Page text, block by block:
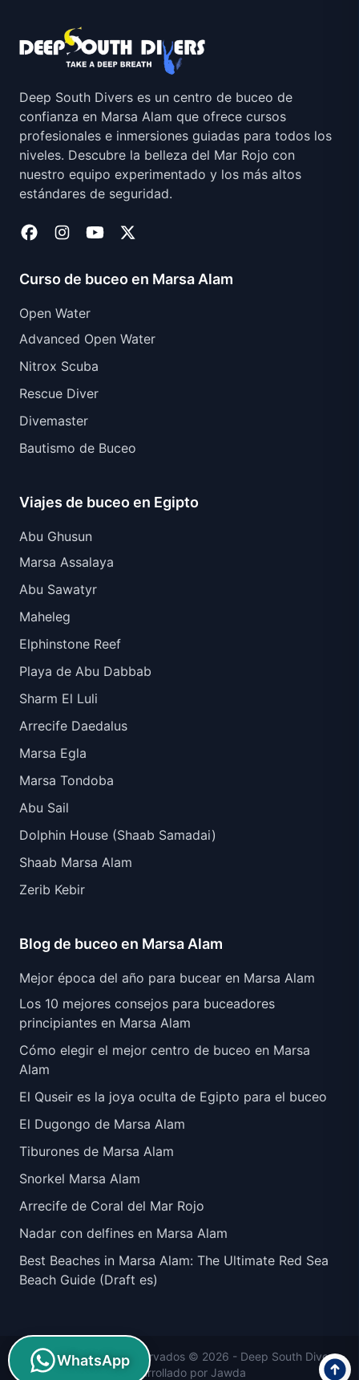
Deep South Divers es un centro de buceo de
confianza en Marsa Alam que ofrece cursos
profesionales e inmersiones guiadas para todos los
niveles. Descubre la belleza del Mar Rojo con
nuestro equipo experimentado y los más altos
estándares de seguridad.
Curso de buceo en Marsa Alam
Open Water
Advanced Open Water
Nitrox Scuba
Rescue Diver
Divemaster
Bautismo de Buceo
Viajes de buceo en Egipto
Abu Ghusun
Marsa Assalaya
Abu Sawatyr
Maheleg
Elphinstone Reef
Playa de Abu Dabbab
Sharm El Luli
Arrecife Daedalus
Marsa Egla
Marsa Tondoba
Abu Sail
Dolphin House (Shaab Samadai)
Shaab Marsa Alam
Zerib Kebir
Blog de buceo en Marsa Alam
Mejor época del año para bucear en Marsa Alam
Los 10 mejores consejos para buceadores
principiantes en Marsa Alam
Cómo elegir el mejor centro de buceo en Marsa
Alam
El Quseir es la joya oculta de Egipto para el buceo
El Dugongo de Marsa Alam
Tiburones de Marsa Alam
Snorkel Marsa Alam
Arrecife de Coral del Mar Rojo
Nadar con delfines en Marsa Alam
Best Beaches in Marsa Alam: The Ultimate Red Sea
Beach Guide (Draft es)
Todos los derechos reservados © 2026 - Deep South Divers
| Desarrollado por Jawda
WhatsApp